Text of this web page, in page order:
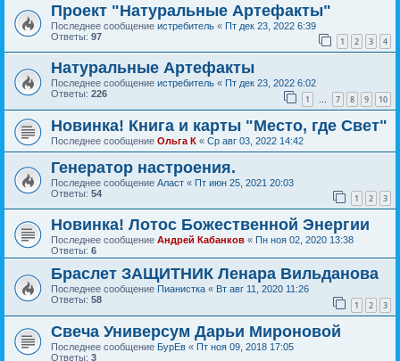
Проект "Натуральные Артефакты"
Последнее сообщение истребитель « Пт дек 23, 2022 6:39
Ответы: 97 1 2 3 4
Натуральные Артефакты
Последнее сообщение истребитель « Пт дек 23, 2022 6:02
Ответы: 226 1 … 7 8 9 10
Новинка! Книга и карты "Место, где Свет"
Последнее сообщение Ольга К « Ср авг 03, 2022 14:42
Генератор настроения.
Последнее сообщение Аласт « Пт июн 25, 2021 20:03
Ответы: 54 1 2 3
Новинка! Лотос Божественной Энергии
Последнее сообщение Андрей Кабанков « Пн ноя 02, 2020 13:38
Ответы: 6
Браслет ЗАЩИТНИК Ленара Вильданова
Последнее сообщение Пианистка « Вт авг 11, 2020 11:26
Ответы: 58 1 2 3
Свеча Универсум Дарьи Мироновой
Последнее сообщение БурЕв « Пт ноя 09, 2018 17:05
Ответы: 3